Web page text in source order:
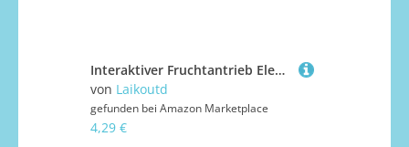
Interaktiver Fruchtantrieb Elektrizitätsexperiment Set Pädagogische Fruchtkraft Stromerzeugungsexperiment Für Kinder Von 7 Bis 14 Physikunterricht
von Laikoutd
gefunden bei Amazon Marketplace
4,29 €